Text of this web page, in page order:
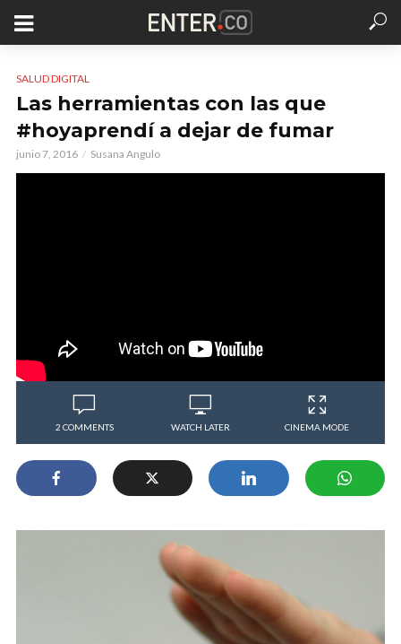
SALUD DIGITAL
Las herramientas con las que
#hoyaprendí a dejar de fumar
junio 7, 2016 Susana Angulo
2 COMMENTS WATCH LATER CINEMA MODE